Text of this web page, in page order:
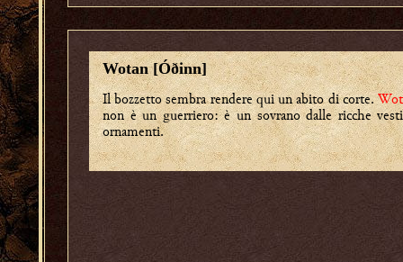
Wotan [Óðinn]
Il bozzetto sembra rendere qui un abito di corte.
non è un guerriero: è un sovrano dalle ricche
ornamenti.